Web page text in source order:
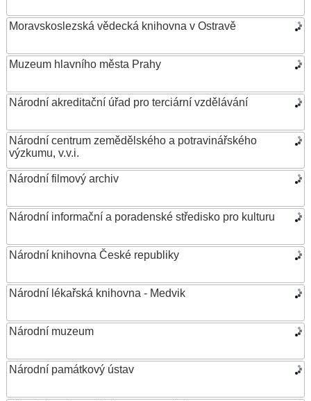
Moravskoslezská vědecká knihovna v Ostravě
Muzeum hlavního města Prahy
Národní akreditační úřad pro terciární vzdělávání
Národní centrum zemědělského a potravinářského
výzkumu, v.v.i.
Národní filmový archiv
Národní informační a poradenské středisko pro kulturu
Národní knihovna České republiky
Národní lékařská knihovna - Medvik
Národní muzeum
Národní památkový ústav